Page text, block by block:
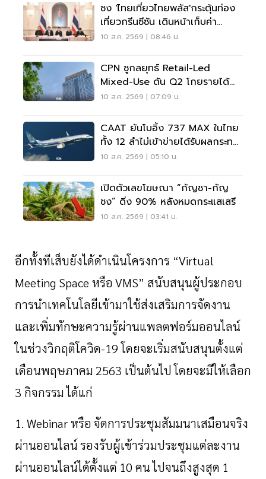
ชง 'ไทยเที่ยวไทยพลัส'กระตุ้นท่อง
เที่ยวกรีนซีซัน เดินหน้าเก็บค่า
เหยียบแผ่นดิน
10 ส.ค. 2569 | 08:46 น.
CPN ชูกลยุทธ์ Retail-Led
Mixed-Use ดัน Q2 โกยรายได้
1.3 หมื่นล้าน
10 ส.ค. 2569 | 07:09 น.
CAAT ยันโบอิ้ง 737 MAX ในไทย
ทั้ง 12 ลำไม่เข้าข่ายได้รับผลกระทบ
จากคำสั่ง FAA
10 ส.ค. 2569 | 05:10 น.
เปิดตัวเลขโฆษณา “กัญชา-กัญ
ชง” ดิ่ง 90% หลังหมดกระแสเสรี
10 ส.ค. 2569 | 03:41 น.
อีกทั้งทีเส็บยังได้ดำเนินโครงการ “Virtual
Meeting Space หรือVMS” สนับสนุนผู้ประกอบ
การนำเทคโนโลยีเข้ามาใช้ส่งเสริมการจัดงาน
และเพิ่มทักษะความรู้ผ่านแพลตฟอร์มออนไลน์
ในช่วงวิกฤติโควิด-19โดยจะเริ่มสนับสนุนตั้งแต่
เดือนพฤษภาคม2563 เป็นต้นไปโดยจะมีให้เลือก
3 กิจกรรมได้แก่
1. Webinar หรือจัดการประชุมสัมมนาเสมือนจริง
ผ่านออนไลน์รองรับผู้เข้าร่วมประชุมแต่ละงาน
ผ่านออนไลน์ได้ตั้งแต่ 10 คนไปจนถึงสูงสุด 1